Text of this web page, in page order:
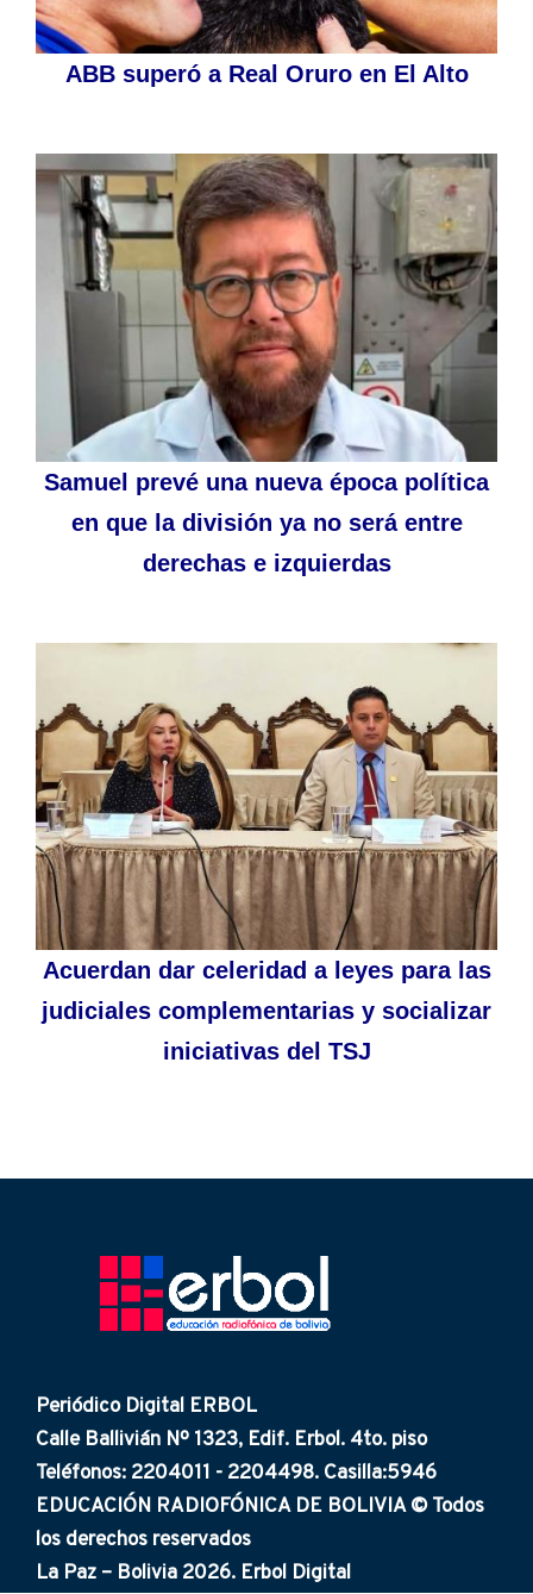
ABB superó a Real Oruro en El Alto
Samuel prevé una nueva época política
en que la división ya no será entre
derechas e izquierdas
Acuerdan dar celeridad a leyes para las
judiciales complementarias y socializar
iniciativas del TSJ
Periódico Digital ERBOL
Calle Ballivián Nº 1323, Edif. Erbol. 4to. piso
Teléfonos: 2204011 - 2204498. Casilla:5946
EDUCACIÓN RADIOFÓNICA DE BOLIVIA © Todos
los derechos reservados
La Paz – Bolivia 2026. Erbol Digital